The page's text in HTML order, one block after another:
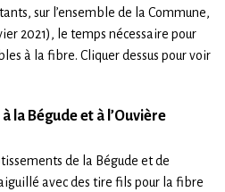
sur l’ensemble de la Commune,
2021), le temps nécessaire pour
à la fibre. Cliquer dessus pour voir
la Bégude et à l’Ouvière
de la Bégude et de
avec des tire fils pour la fibre